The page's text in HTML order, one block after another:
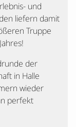
und
liefern damit
Truppe
der
in Halle
wieder
perfekt